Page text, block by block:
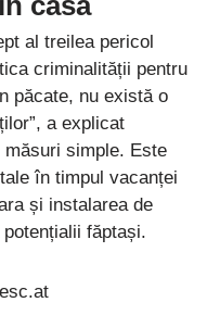
al treilea pericol
criminalității pentru
păcate, nu există o
a explicat
măsuri simple. Este
în timpul vacanței
și instalarea de
făptași.